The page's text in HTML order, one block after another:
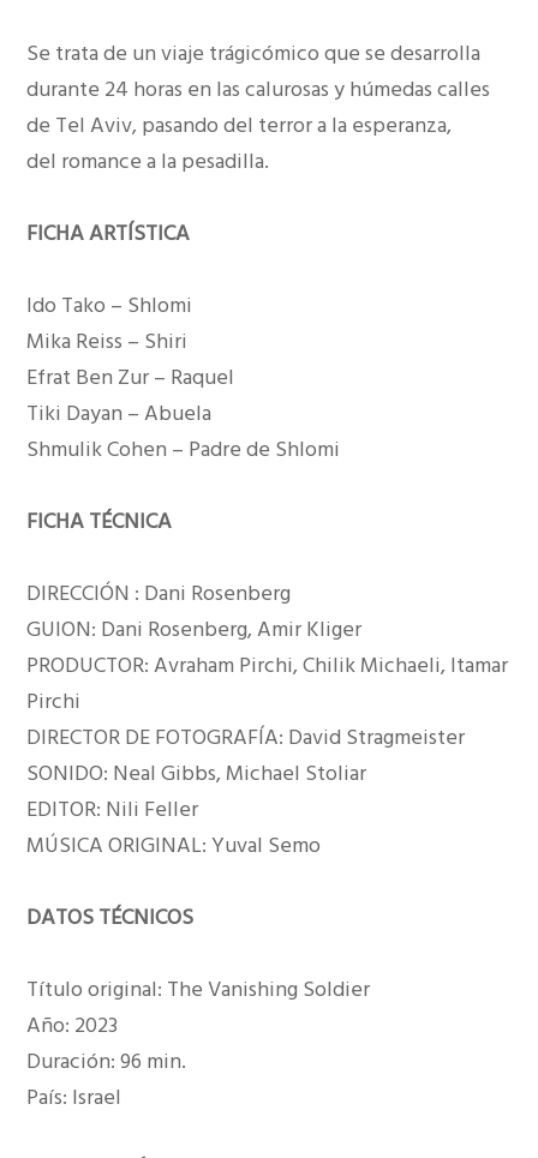
Se trata de un viaje trágicómico que se desarrolla
durante 24 horas en las calurosas y húmedas calles
de Tel Aviv, pasando del terror a la esperanza,
del romance a la pesadilla.
FICHA ARTÍSTICA
Ido Tako – Shlomi
Mika Reiss – Shiri
Efrat Ben Zur – Raquel
Tiki Dayan – Abuela
Shmulik Cohen – Padre de Shlomi
FICHA TÉCNICA
DIRECCIÓN : Dani Rosenberg
GUION: Dani Rosenberg, Amir Kliger
PRODUCTOR: Avraham Pirchi, Chilik Michaeli, Itamar
Pirchi
DIRECTOR DE FOTOGRAFÍA: David Stragmeister
SONIDO: Neal Gibbs, Michael Stoliar
EDITOR: Nili Feller
MÚSICA ORIGINAL: Yuval Semo
DATOS TÉCNICOS
Título original: The Vanishing Soldier
Año: 2023
Duración: 96 min.
País: Israel